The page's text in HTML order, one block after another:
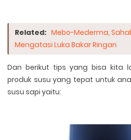
Related: Mebo-Mederma,
Mengatasi Luka Bakar Ringan
Dan berikut tips yang bisa kita
produk susu yang tepat untuk
susu sapi yaitu: